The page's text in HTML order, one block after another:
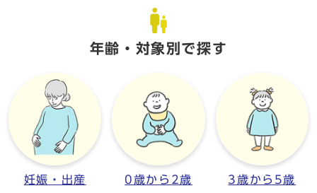
年齢・対象別で探す
妊娠・出産 0歳から2歳 3歳から5歳